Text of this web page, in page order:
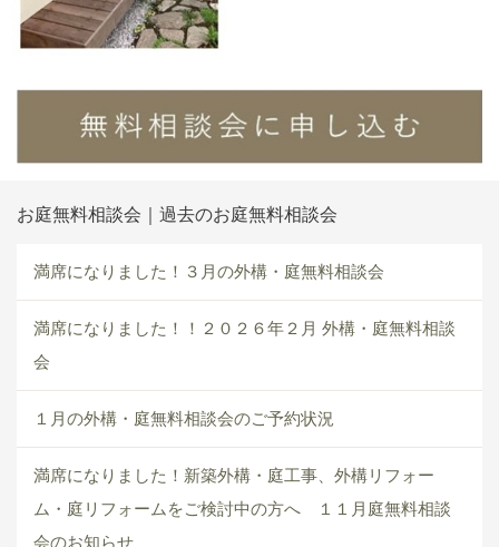
お庭無料相談会｜過去のお庭無料相談会
満席になりました！３月の外構・庭無料相談会
満席になりました！！２０２６年２月 外構・庭無料相談
会
１月の外構・庭無料相談会のご予約状況
満席になりました！新築外構・庭工事、外構リフォー
ム・庭リフォームをご検討中の方へ １１月庭無料相談
会のお知らせ